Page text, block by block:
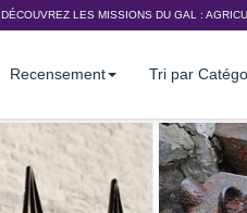
DÉCOUVREZ LES MISSIONS DU GAL :
Recensement Tri par